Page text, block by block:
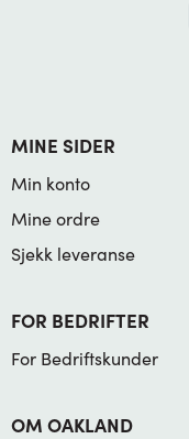
MINE SIDER
Min konto
Mine ordre
Sjekk leveranse
FOR BEDRIFTER
For Bedriftskunder
OM OAKLAND